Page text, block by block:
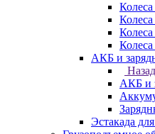
АКБ и
Назад
АКБ и
Эстакада